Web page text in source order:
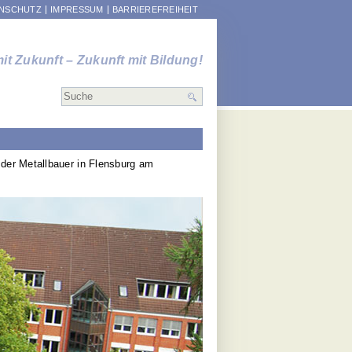
Zukunft – Zukunft mit Bildung!
IMPRESSUM BARRIEREFREIHEIT
Metallbauer in Flensburg am